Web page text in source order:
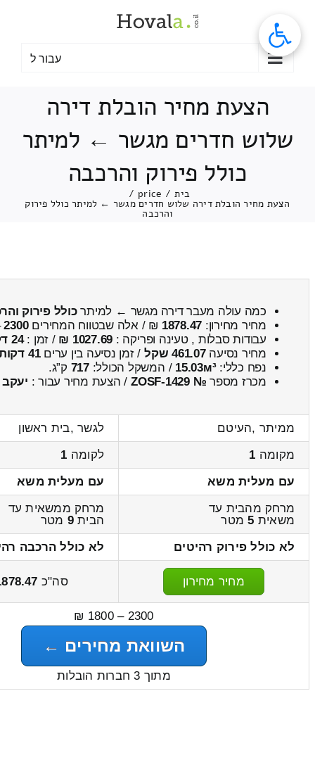
עבור ל
הצעת מחיר הובלת דירה
שלוש חדרים מגשר ← למיתר
כולל פירוק והרכבה
בית /
price
/
הצעת מחיר הובלת דירה שלוש חדרים מגשר ← למיתר כולל פירוק
והרכבה
כמה עולה מעבר דירה מגשר ← למיתרכולל פירוק
מחיר מחירון: 1878.47 ₪ / אלה שבטווח המחירים2300
עבודות סבלות , טעינה ופריקה : 1027.69 ₪ / זמן :24 דקות 17 שניות
מחיר נסיעה461.07 שקל / זמן נסיעה בין ערים41 דקות
נפח כללי:15.03м³ / המשקל הכולל:717 ק”ג.
מכרז מספר № ZOSF-1429 / הצעת מחיר עבור : יעקב
ממיתר ,העיטם
לגשר ,בית ראשון
מקומה 1 לקומה 1
עם מעלית משא
עם מעלית משא
מרחק מהבית עד
משאית 5מטר
מרחק ממשאית עד
הבית9 מטר
לא כולל פירוק רהיטים
לא כולל הרכבה
מחיר מחירון סה"כ
2300 – 1800 ₪
השוואת מחירים ←
מתוך 3 חברות הובלות